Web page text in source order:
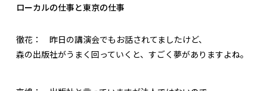
ローカルの仕事と東京の仕事
徹花： 昨日の講演会でもお話されてましたけど、
森の出版社がうまく回っていくと、すごく夢がありますよね。